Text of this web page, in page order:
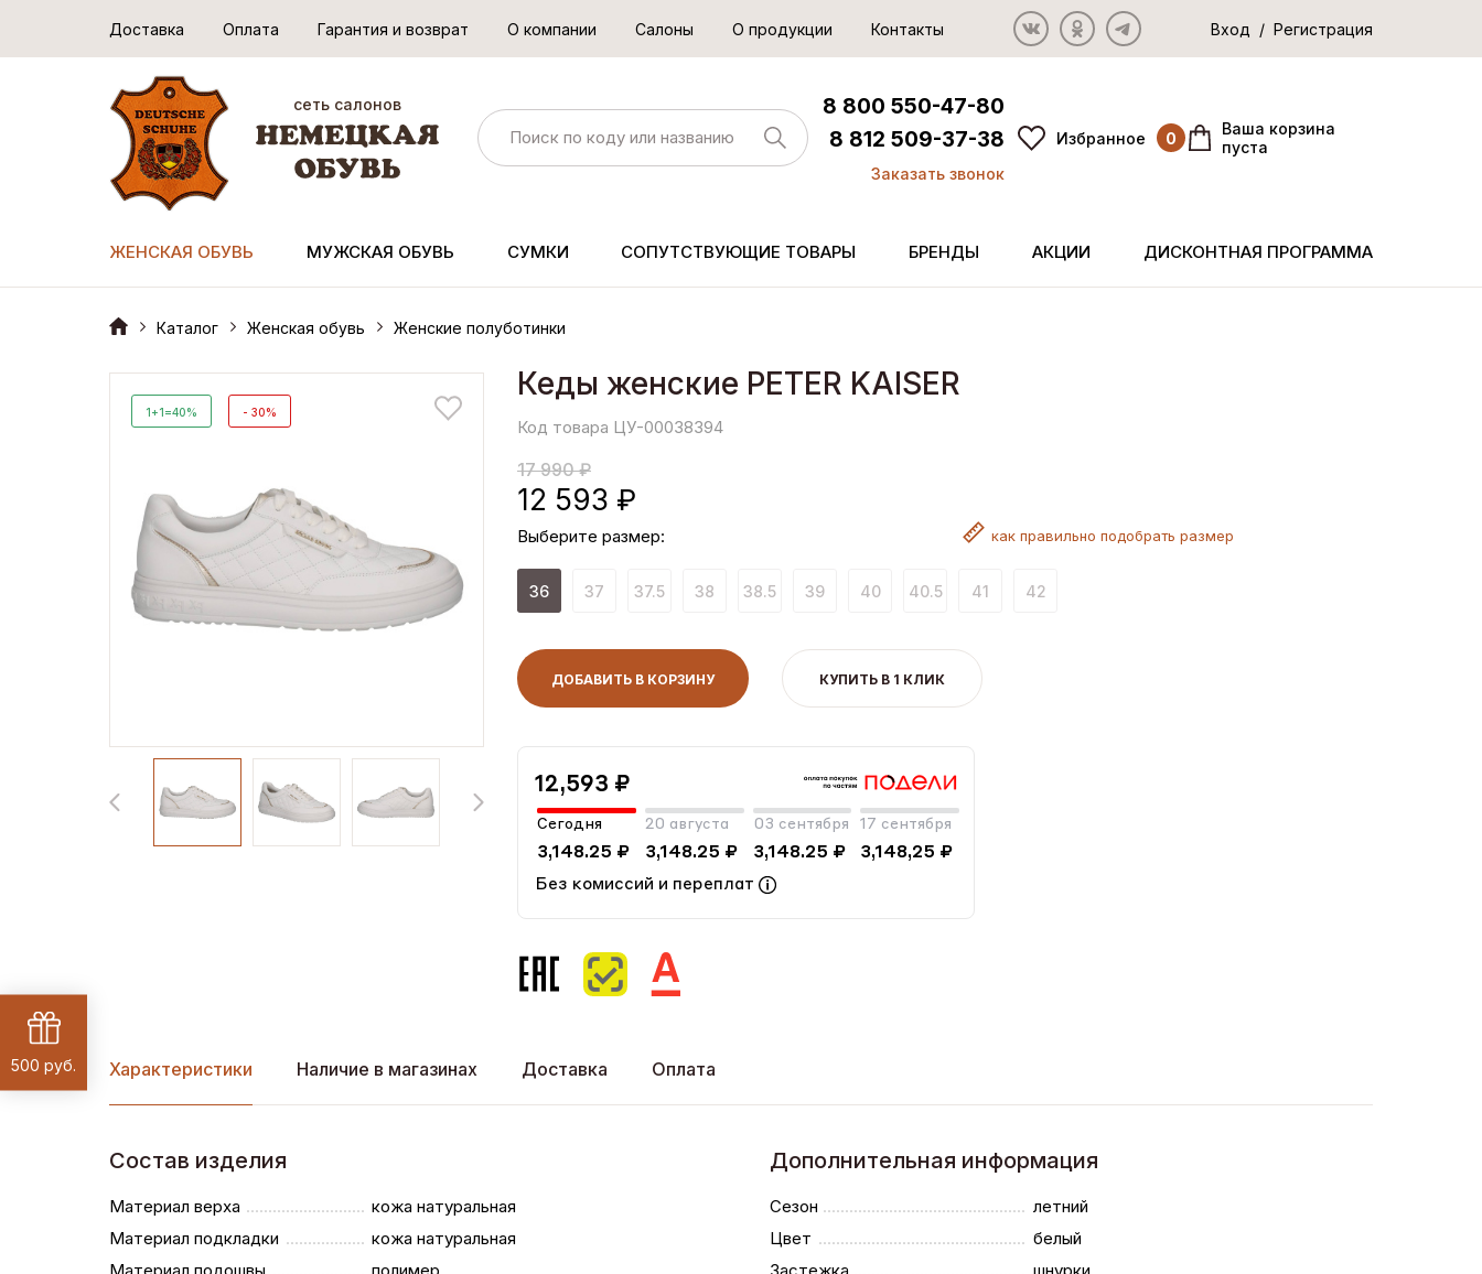
Доставка Оплата Гарантия и возврат О компании Салоны О продукции Контакты Вход / Регистрация
сеть салонов
8 800 550-47-80
8 812 509-37-38
Заказать звонок
Избранное 0
Ваша корзина
пуста
ЖЕНСКАЯ ОБУВЬ МУЖСКАЯ ОБУВЬ СУМКИ СОПУТСТВУЮЩИЕ ТОВАРЫ БРЕНДЫ АКЦИИ ДИСКОНТНАЯ ПРОГРАММА
Каталог Женская обувь Женские полуботинки
1+1=40% - 30%
Кеды женские PETER KAISER
Код товара ЦУ-00038394
17 990 ₽
12 593 ₽
Выберите размер: как правильно подобрать размер
36 37 37.5 38 38.5 39 40 40.5 41 42
ДОБАВИТЬ В КОРЗИНУ КУПИТЬ В 1 КЛИК
12,593 ₽
Сегодня
3,148.25 ₽
20 августа
3,148.25 ₽
03 сентября
3,148.25 ₽
17 сентября
3,148,25 ₽
Без комиссий и переплат
Характеристики Наличие в магазинах Доставка Оплата
Состав изделия
Материал верха
кожа натуральная
Материал подкладки
кожа натуральная
Дополнительная информация
Сезон
летний
Цвет
белый
500 руб.